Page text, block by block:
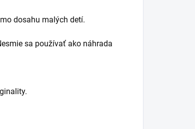
dosahu malých detí.
sa používať ako náhrada